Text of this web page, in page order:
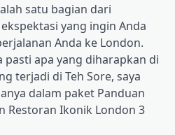
satu bagian dari
yang ingin Anda
Anda ke London.
pasti apa yang diharapkan di
terjadi di Teh Sore, saya
dalam paket Panduan
Restoran Ikonik London 3